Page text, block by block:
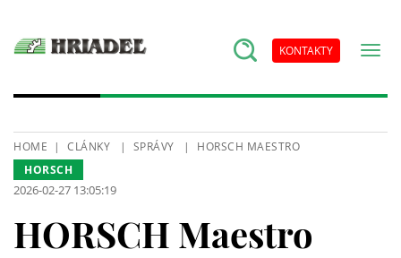
KONTAKTY
HOME CLÁNKY SPRÁVY
HORSCH MAESTRO
HORSCH
2026-02-27 13:05:19
HORSCH Maestro